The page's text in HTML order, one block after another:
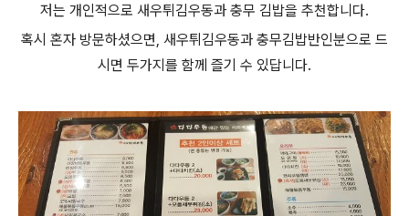
저는 개인적으로 새우튀김우동과 충무 김밥을 추천합니다.
혹시 혼자 방문하셨으면, 새우튀김우동과 충무김밥반인분으로 드
시면 두가지를 함께 즐기 수 있답니다.